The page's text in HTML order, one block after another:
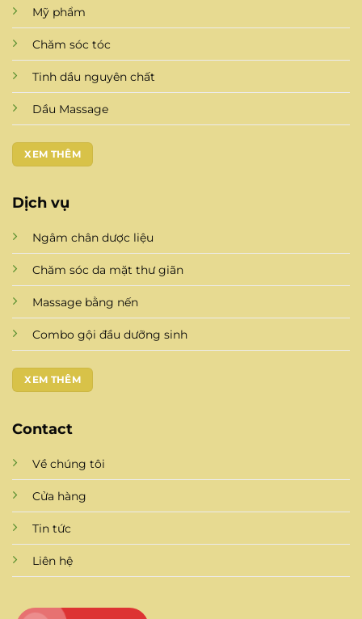
Mỹ phẩm
Chăm sóc tóc
Tinh dầu nguyên chất
Dầu Massage
XEM THÊM
Dịch vụ
Ngâm chân dược liệu
Chăm sóc da mặt thư giãn
Massage bằng nến
Combo gội đầu dưỡng sinh
XEM THÊM
Contact
Về chúng tôi
Cửa hàng
Tin tức
Liên hệ